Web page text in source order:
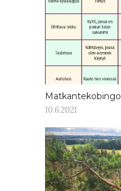
Matkantekobingo
10.6.2021